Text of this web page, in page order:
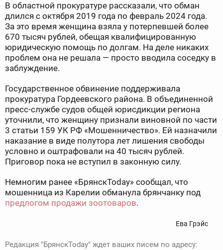
В областной прокуратуре рассказали, что обман
длился с октября 2019 года по февраль 2024 года.
За это время женщина взяла у потерпевшей более
670 тысяч рублей, обещая квалифицированную
юридическую помощь по долгам. На деле никаких
проблем она не решала — просто вводила соседку в
заблуждение.
Государственное обвинение поддерживала
прокуратура Гордеевского района. В объединенной
пресс-службе судов общей юрисдикции региона
уточнили, что женщину признали виновной по части
3 статьи 159 УК РФ «Мошенничество». Ей назначили
наказание в виде полутора лет лишения свободы
условно и оштрафовали на 40 тысяч рублей.
Приговор пока не вступил в законную силу.
Немногим ранее «БрянскToday» сообщал, что
мошенница из Карелии обманула брянчанку под
предлогом продажи зоотоваров.
Ева Грэйс
Редакция "БрянскToday" ждет ваших писем по адресу: